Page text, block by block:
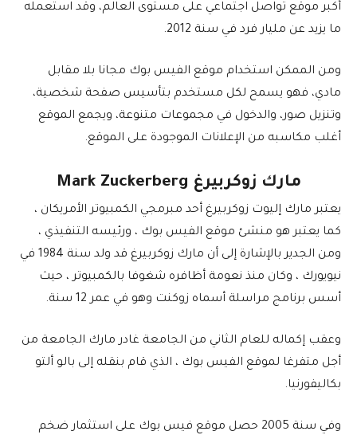
أكبر موقع تواصل اجتماعي على مستوى العالم، وقد استعمله
ما يزيد عن مليار فرد في سنة 2012.
ومن الممكن استخدام موقع الفيس بوك مجانا بلا مقابل
مادي، فهو يسمح لكل مستخدم بتأسيس صفحة شخصية،
وتنزيل صور، والدخول في مجموعات متنوعة، ويجمع الموقع
أغلب مكاسبه من الإعلانات الموجودة على الموقع.
مارك زوكربيرغ Mark Zuckerberg
يعتبر مارك إليوت زوكربيرغ أحد مبرمجي الكمبيوتر الأمريكان ،
كما يعتبر هو منشئ موقع الفيس بوك ، ورئيسه التنفيذي ،
ومن الجدير بالإشارة إلى أن مارك زوكربيرغ قد ولد سنة 1984 في
نيويورك ، وكان منذ نعومة أظافره شغوفا بالكمبيوتر ، حيث
أسس برنامج مراسلة أسماه زوكنت وهو في عمر 12 سنة.
وعقب إكماله للعام الثاني من الجامعة غادر مارك الجامعة من
أجل متفرغا لموقع الفيس بوك ، الذي قام بنقله إلى بالو ألتو
بكاليفورنيا.
وفي سنة 2005 حصل موقع فيس بوك على استثمار ضخم